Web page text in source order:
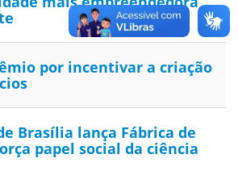
por incentivar a criação
Brasília lança Fábrica de
papel social da ciência